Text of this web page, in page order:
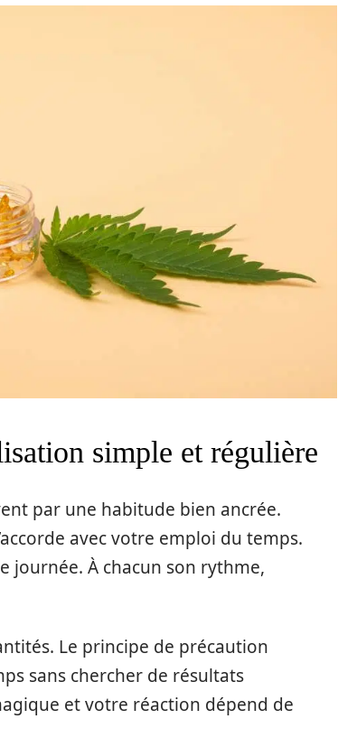
simple et régulière
par une habitude bien ancrée.
avec votre emploi du temps.
journée. À chacun son rythme,
Le principe de précaution
sans chercher de résultats
et votre réaction dépend de